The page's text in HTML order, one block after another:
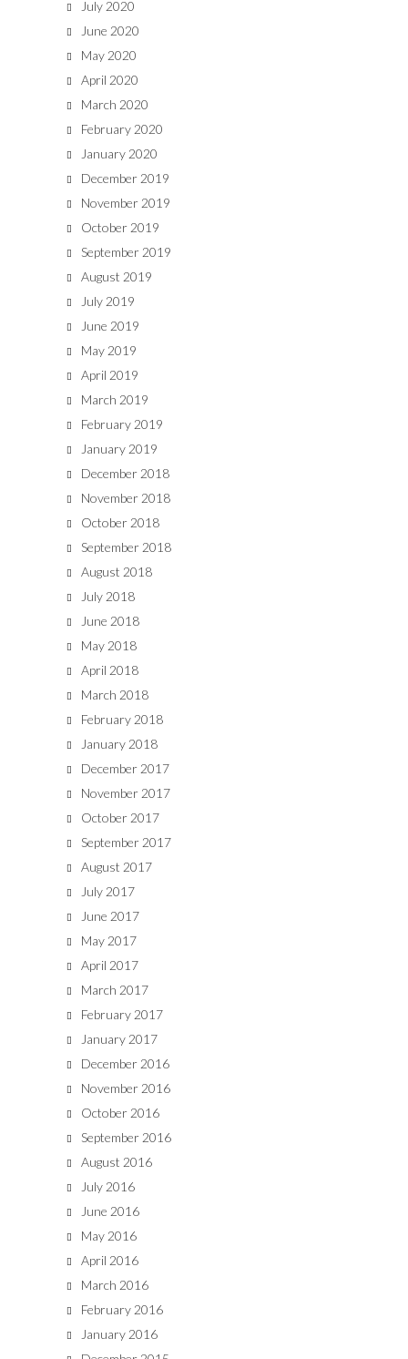
July 2020
June 2020
May 2020
April 2020
March 2020
February 2020
January 2020
December 2019
November 2019
October 2019
September 2019
August 2019
July 2019
June 2019
May 2019
April 2019
March 2019
February 2019
January 2019
December 2018
November 2018
October 2018
September 2018
August 2018
July 2018
June 2018
May 2018
April 2018
March 2018
February 2018
January 2018
December 2017
November 2017
October 2017
September 2017
August 2017
July 2017
June 2017
May 2017
April 2017
March 2017
February 2017
January 2017
December 2016
November 2016
October 2016
September 2016
August 2016
July 2016
June 2016
May 2016
April 2016
March 2016
February 2016
January 2016